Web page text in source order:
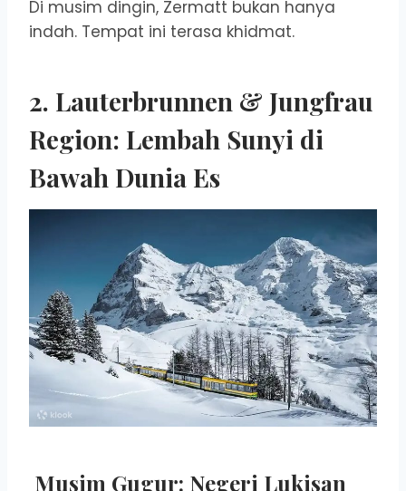
Di musim dingin, Zermatt bukan hanya
indah. Tempat ini terasa khidmat.
2. Lauterbrunnen & Jungfrau
Region: Lembah Sunyi di
Bawah Dunia Es
Musim Gugur: Negeri Lukisan